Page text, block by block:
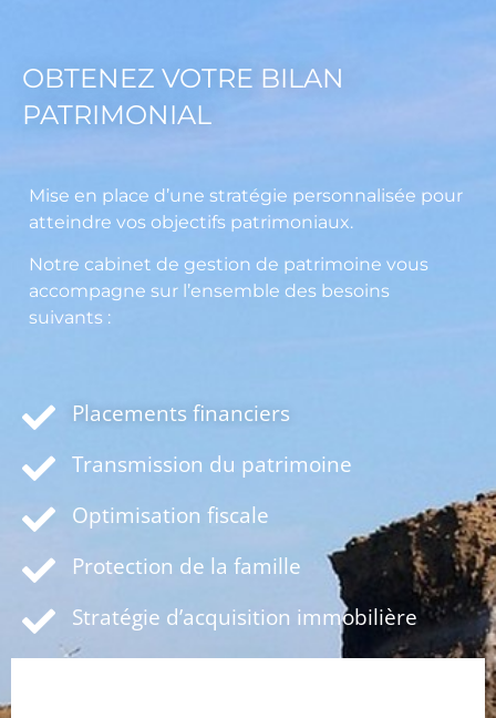
OBTENEZ VOTRE BILAN
PATRIMONIAL
Mise en place d’une stratégie personnalisée pour
atteindre vos objectifs patrimoniaux.
Notre cabinet de gestion de patrimoine vous
accompagne sur l’ensemble des besoins
suivants :
Placements financiers
Transmission du patrimoine
Optimisation fiscale
Protection de la famille
Stratégie d’acquisition immobilière